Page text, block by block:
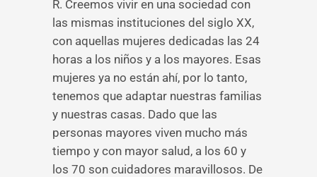
R. Creemos vivir en una sociedad con
las mismas instituciones del siglo XX,
con aquellas mujeres dedicadas las 24
horas a los niños y a los mayores. Esas
mujeres ya no están ahí, por lo tanto,
tenemos que adaptar nuestras familias
y nuestras casas. Dado que las
personas mayores viven mucho más
tiempo y con mayor salud, a los 60 y
los 70 son cuidadores maravillosos. De